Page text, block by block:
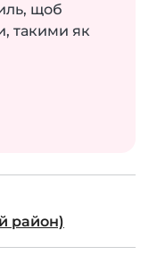
щоб
такими як
район)